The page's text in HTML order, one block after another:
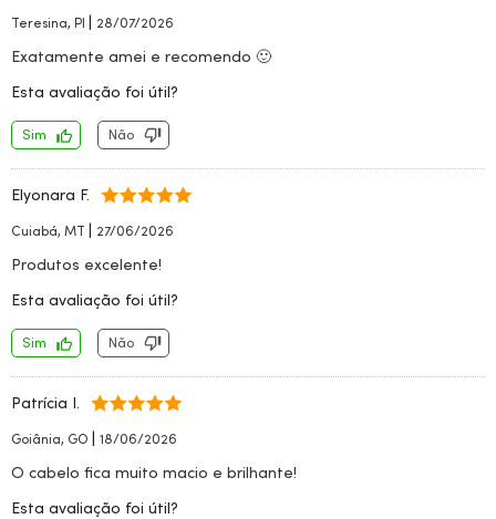
Teresina, PI | 28/07/2026
Exatamente amei e recomendo 🙂
Esta avaliação foi útil?
Sim Não
Elyonara F.
Cuiabá, MT | 27/06/2026
Produtos excelente!
Esta avaliação foi útil?
Sim Não
Patrícia I.
Goiânia, GO | 18/06/2026
O cabelo fica muito macio e brilhante!
Esta avaliação foi útil?